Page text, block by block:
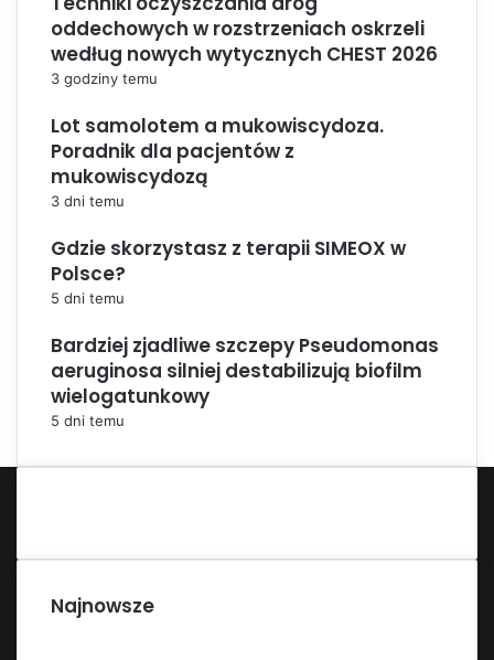
oddechowych w rozstrzeniach oskrzeli
według nowych wytycznych CHEST 2026
3 godziny temu
Lot samolotem a mukowiscydoza.
Poradnik dla pacjentów z
mukowiscydozą
3 dni temu
Gdzie skorzystasz z terapii SIMEOX w
Polsce?
5 dni temu
Bardziej zjadliwe szczepy Pseudomonas
aeruginosa silniej destabilizują biofilm
wielogatunkowy
5 dni temu
Najnowsze